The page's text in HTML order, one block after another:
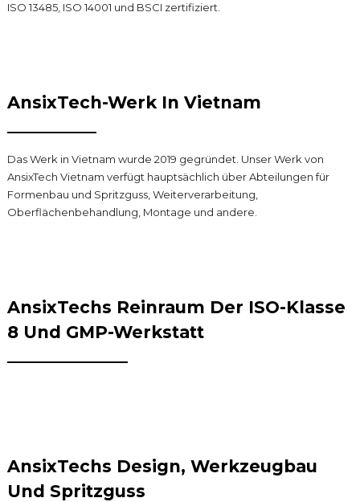
ISO 13485, ISO 14001 und BSCI zertifiziert.
AnsixTech-Werk In Vietnam
Das Werk in Vietnam wurde 2019 gegründet. Unser Werk von
AnsixTech Vietnam verfügt hauptsächlich über Abteilungen für
Formenbau und Spritzguss, Weiterverarbeitung,
Oberflächenbehandlung, Montage und andere.
AnsixTechs Reinraum Der ISO-Klasse
8 Und GMP-Werkstatt
AnsixTechs Design, Werkzeugbau
Und Spritzguss